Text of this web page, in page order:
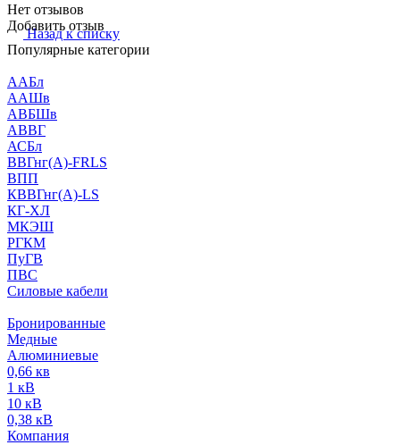
Нет отзывов
Добавить отзыв
Назад к списку
Популярные категории
ААБл
ААШв
АВБШв
АВВГ
АСБл
ВВГнг(А)-FRLS
ВПП
КВВГнг(А)-LS
КГ-ХЛ
МКЭШ
РГКМ
ПуГВ
ПВС
Силовые кабели
Бронированные
Медные
Алюминиевые
0,66 кв
1 кВ
10 кВ
0,38 кВ
Компания